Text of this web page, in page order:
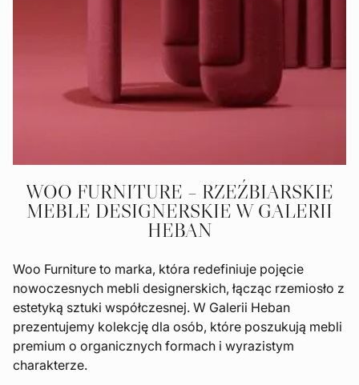
WOO FURNITURE – RZEŹBIARSKIE
MEBLE DESIGNERSKIE W GALERII
HEBAN
Woo Furniture to marka, która redefiniuje pojęcie
nowoczesnych mebli designerskich, łącząc rzemiosło z
estetyką sztuki współczesnej. W Galerii Heban
prezentujemy kolekcję dla osób, które poszukują mebli
premium o organicznych formach i wyrazistym
charakterze.